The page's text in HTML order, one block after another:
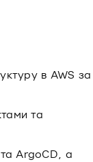
в AWS за
та
ArgoCD, а